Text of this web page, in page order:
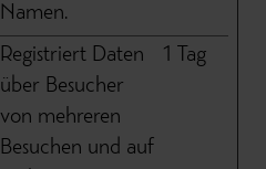
Namen.
Registriert Daten
über Besucher
von mehreren
Besuchen und auf
1 Tag